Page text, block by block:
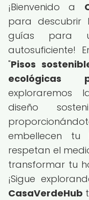
¡Bienvenido a
para descubrir
guías para
autosuficiente!
"Pisos
ecológicas
exploraremos
diseño
embellecen tu
respetan el
transformar tu
¡Sigue
CasaVerdeHub